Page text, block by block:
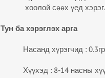
хоолой сөөх үед
Тун ба хэрэглэх арга
Насанд хүрэгчид :
Хүүхэд : 8-14 насны